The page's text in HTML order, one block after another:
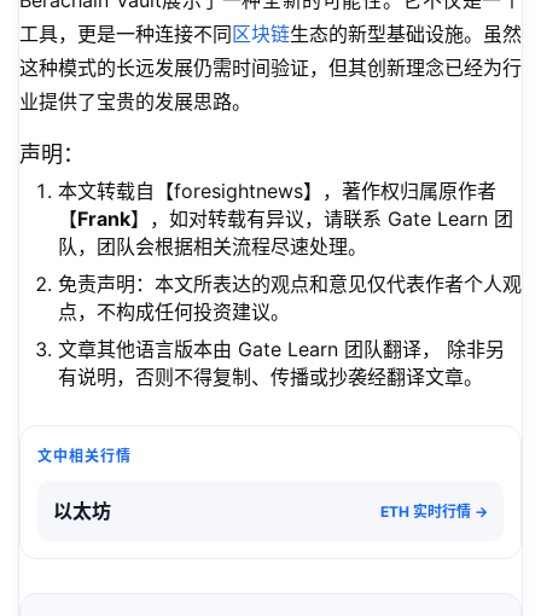
工具，更是一种连接不同 区块链生态的新型基础设施。虽然
这种模式的长远发展仍需时间验证，但其创新理念已经为行
业提供了宝贵的发展思路。
声明：
本文转载自【foresightnews】，著作权归属原作者
【Frank】，如对转载有异议，请联系 Gate Learn 团
队，团队会根据相关流程尽速处理。
免责声明：本文所表达的观点和意见仅代表作者个人观
点，不构成任何投资建议。
文章其他语言版本由 Gate Learn 团队翻译， 除非另
有说明，否则不得复制、传播或抄袭经翻译文章。
文中相关行情
以太坊 ETH 实时行情 →